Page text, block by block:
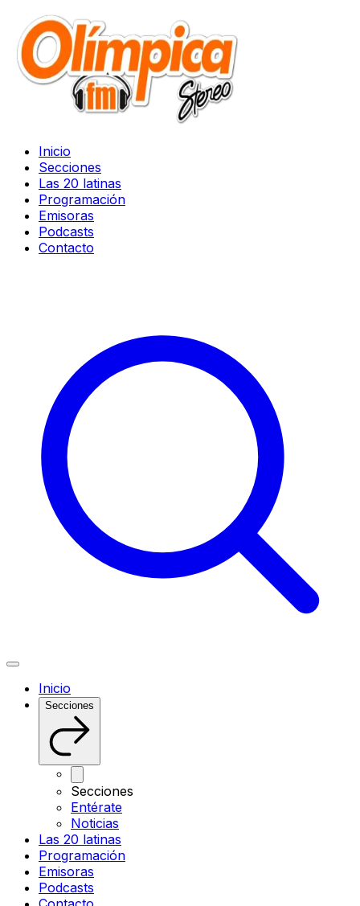
Inicio
Secciones
Las 20 latinas
Programación
Emisoras
Podcasts
Contacto
Inicio
Secciones
Secciones
Entérate
Noticias
Las 20 latinas
Programación
Emisoras
Podcasts